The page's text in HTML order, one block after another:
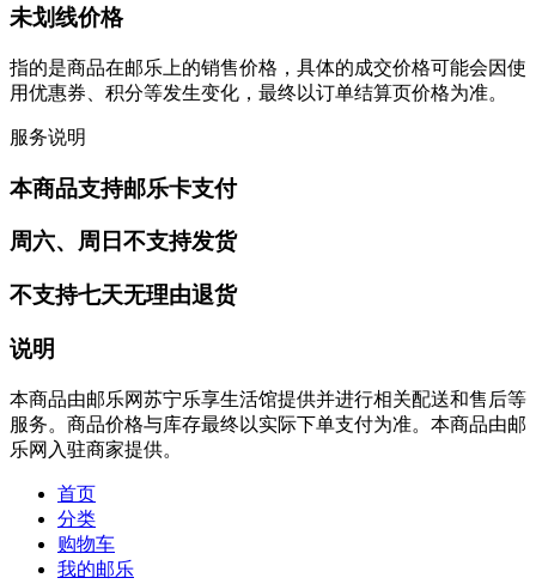
未划线价格
指的是商品在邮乐上的销售价格，具体的成交价格可能会因使
用优惠券、积分等发生变化，最终以订单结算页价格为准。
服务说明
本商品支持邮乐卡支付
周六、周日不支持发货
不支持七天无理由退货
说明
本商品由邮乐网苏宁乐享生活馆提供并进行相关配送和售后等
服务。商品价格与库存最终以实际下单支付为准。本商品由邮
乐网入驻商家提供。
首页
分类
购物车
我的邮乐